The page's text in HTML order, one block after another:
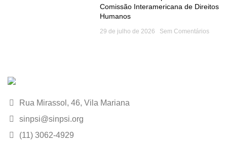
Comissão Interamericana de Direitos
Humanos
29 de julho de 2026 Sem Comentários
Rua Mirassol, 46, Vila Mariana
sinpsi@sinpsi.org
(11) 3062-4929